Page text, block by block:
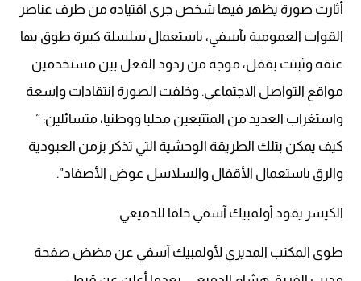
أثارت صورة يظهر فيها شخص جرى اقتياده من طرف عناصر
القوات العمومية بآسفي، باستعمال سلسلة كبيرة طوق بها
عنقه وثبتت بقفل، موجة من ردود الفعل بين مستخدمين
مواقع التواصل الاجتماعي. وخلفت الصورة انتقادات واسعة
واستغراب العديد من المتتبعين محليا ووطنيا، متسائلين: ”
كيف يمكن بتلك الطريقة الوحشية التي تذكر بزمن العبودية
والرق باستعمال الأقفال والسلاسل عوض الأصفاد”.
الكيسر يقود أولمبيك آسفي خلفا للدميعي
طوى المكتب المديري لأولمبيك آسفي عن مضض صفحة